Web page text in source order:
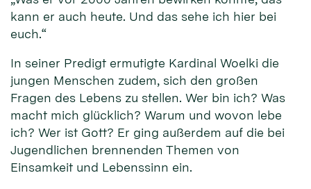
kann er auch heute. Und das sehe ich hier bei
euch.“
In seiner Predigt ermutigte Kardinal Woelki die
jungen Menschen zudem, sich den großen
Fragen des Lebens zu stellen. Wer bin ich? Was
macht mich glücklich? Warum und wovon lebe
ich? Wer ist Gott? Er ging außerdem auf die bei
Jugendlichen brennenden Themen von
Einsamkeit und Lebenssinn ein.